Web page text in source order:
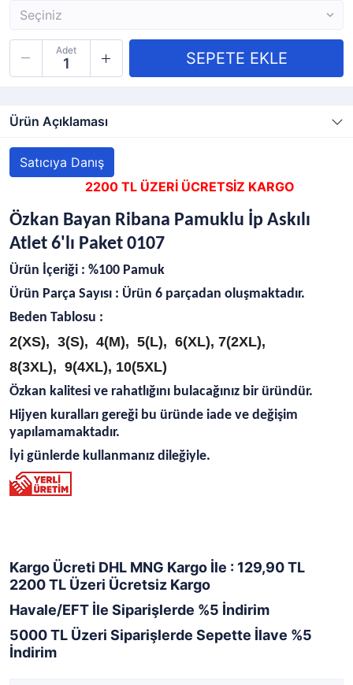
Adet
Ürün Açıklaması
Satıcıya Danış
2200 TL ÜZERİ ÜCRETSİZ KARGO
Özkan Bayan Ribana Pamuklu İp Askılı
Atlet 6'lı Paket 0107
Ürün İçeriği : %100 Pamuk
Ürün Parça Sayısı : Ürün 6 parçadan oluşmaktadır.
Beden Tablosu :
2(XS), 3(S), 4(M), 5(L), 6(XL), 7(2XL),
8(3XL), 9(4XL), 10(5XL)
Özkan kalitesi ve rahatlığını bulacağınız bir üründür.
Hijyen kuralları gereği bu üründe iade ve değişim
yapılamamaktadır.
İyi günlerde kullanmanız dileğiyle.
Kargo Ücreti DHL MNG Kargo İle : 129,90 TL
2200 TL Üzeri Ücretsiz Kargo
Havale/EFT İle Siparişlerde %5 İndirim
5000 TL Üzeri Siparişlerde Sepette İlave %5
İndirim